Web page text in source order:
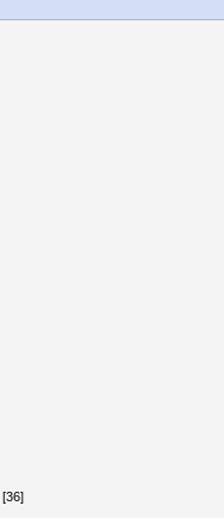
[36]